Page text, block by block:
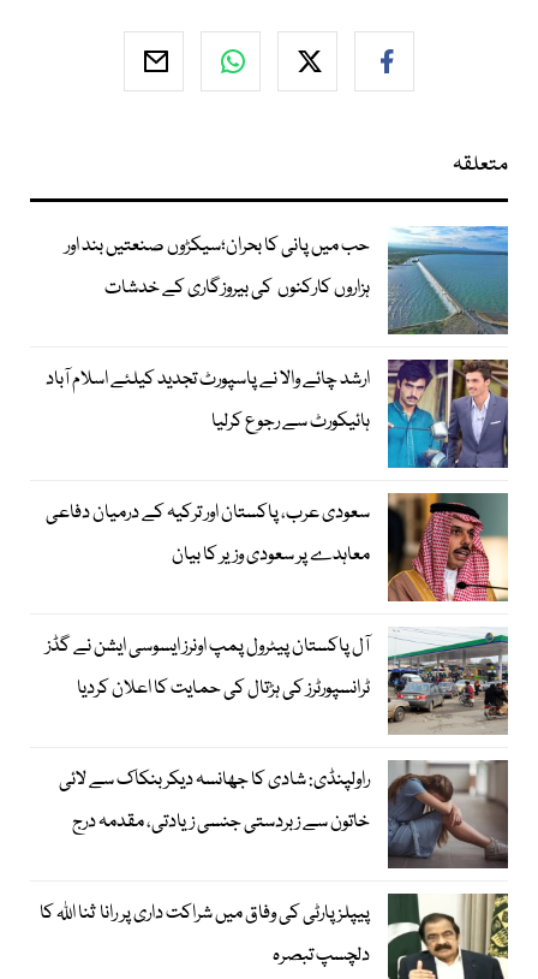
متعلقہ
حب میں پانی کا بحران؛سیکڑوں صنعتیں بند اور
ہزاروں کارکنوں کی بیروزگاری کے خدشات
ارشد چائے والا نے پاسپورٹ تجدید کیلئے اسلام آباد
ہائیکورٹ سے رجوع کرلیا
سعودی عرب، پاکستان اور ترکیہ کے درمیان دفاعی
معاہدے پر سعودی وزیر کا بیان
آل پاکستان پیٹرول پمپ اونرز ایسوسی ایشن نے گڈز
ٹرانسپورٹرز کی ہڑتال کی حمایت کا اعلان کردیا
راولپنڈی: شادی کا جھانسہ دیکر بنکاک سے لائی
خاتون سے زبردستی جنسی زیادتی، مقدمہ درج
پیپلز پارٹی کی وفاق میں شراکت داری پر رانا ثنا اللہ کا
دلچسپ تبصرہ